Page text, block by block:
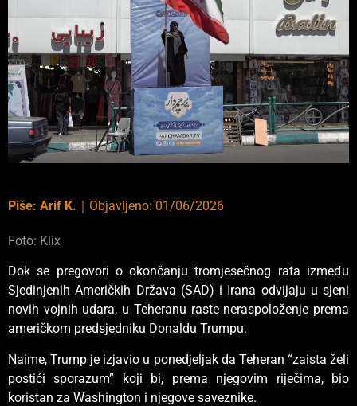
Piše: Arif K. ｜ Objavljeno: 01/06/2026
Foto: Klix
Dok se pregovori o okončanju tromjesečnog rata između
Sjedinjenih Američkih Država (SAD) i Irana odvijaju u sjeni
novih vojnih udara, u Teheranu raste neraspoloženje prema
američkom predsjedniku Donaldu Trumpu.
Naime, Trump je izjavio u ponedjeljak da Teheran “zaista želi
postići sporazum” koji bi, prema njegovim riječima, bio
koristan za Washington i njegove saveznike.